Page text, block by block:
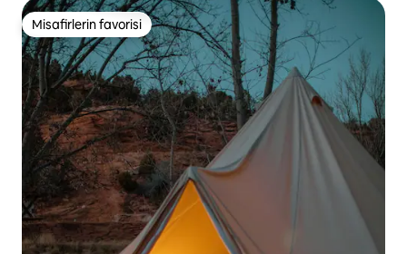
Misafirlerin favorisi
Misafirlerin favorisi